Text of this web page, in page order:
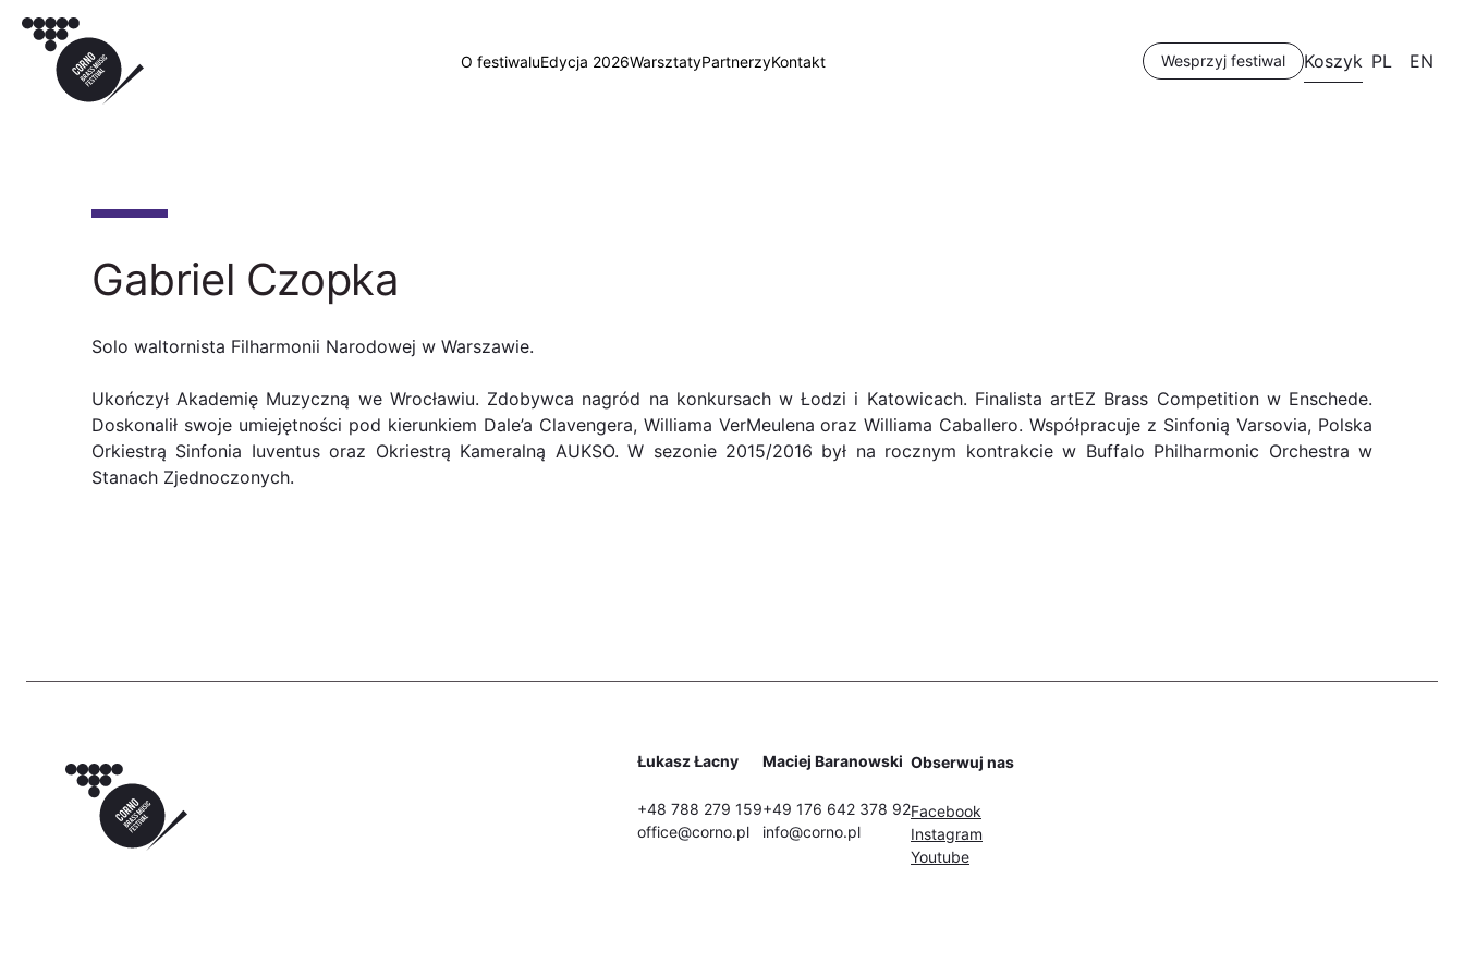
O festiwaluEdycja 2026WarsztatyPartnerzyKontakt Wesprzyj festiwal Koszyk PL EN
Gabriel Czopka
Solo waltornista Filharmonii Narodowej w Warszawie.
Ukończył Akademię Muzyczną we Wrocławiu. Zdobywca nagród na konkursach w Łodzi i Katowicach. Finalista artEZ Brass Competition w Enschede.
Doskonalił swoje umiejętności pod kierunkiem Dale’a Clavengera, Williama VerMeulena oraz Williama Caballero. Współpracuje z Sinfonią Varsovia, Polska
Orkiestrą Sinfonia Iuventus oraz Okriestrą Kameralną AUKSO. W sezonie 2015/2016 był na rocznym kontrakcie w Buffalo Philharmonic Orchestra w
Stanach Zjednoczonych.
Łukasz Łacny
+48 788 279 159
office@corno.pl
Maciej Baranowski
+49 176 642 378 92
info@corno.pl
Obserwuj nas
Facebook
Instagram
Youtube